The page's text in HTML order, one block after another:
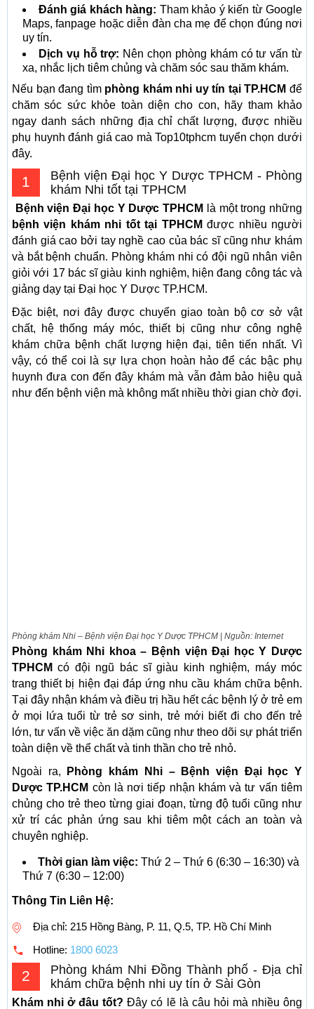
Đánh giá khách hàng: Tham khảo ý kiến từ Google
Maps, fanpage hoặc diễn đàn cha mẹ để chọn đúng nơi
uy tín.
Dịch vụ hỗ trợ: Nên chọn phòng khám có tư vấn từ
xa, nhắc lịch tiêm chủng và chăm sóc sau thăm khám.
Nếu bạn đang tìm phòng khám nhi uy tín tại TP.HCM để
chăm sóc sức khỏe toàn diện cho con, hãy tham khảo
ngay danh sách những địa chỉ chất lượng, được nhiều
phụ huynh đánh giá cao mà Top10tphcm tuyển chọn dưới
đây.
1
Bệnh viện Đại học Y Dược TPHCM - Phòng
khám Nhi tốt tại TPHCM
Bệnh viện Đại học Y Dược TPHCM
là một trong những
bệnh viện khám nhi tốt tại TPHCM được nhiều người
đánh giá cao bởi tay nghề cao của bác sĩ cũng như khám
và bắt bệnh chuẩn. Phòng khám nhi có đội ngũ nhân viên
giỏi với 17 bác sĩ giàu kinh nghiệm, hiện đang công tác và
giảng dạy tại Đại học Y Dược TP.HCM.
Đặc biệt, nơi đây được chuyển giao toàn bộ cơ sở vật
chất, hệ thống máy móc, thiết bị cũng như công nghệ
khám chữa bệnh chất lượng hiện đại, tiên tiến nhất. Vì
vậy, có thể coi là sự lựa chọn hoàn hảo để các bậc phụ
huynh đưa con đến đây khám mà vẫn đảm bảo hiệu quả
như đến bệnh viện mà không mất nhiều thời gian chờ đợi.
Phòng khám Nhi – Bệnh viện Đại học Y Dược TPHCM | Nguồn: Internet
Phòng khám Nhi khoa – Bệnh viện Đại học Y Dược
TPHCM có đội ngũ bác sĩ giàu kinh nghiệm, máy móc
trang thiết bị hiện đại đáp ứng nhu cầu khám chữa bệnh.
Tại đây nhận khám và điều trị hầu hết các bệnh lý ở trẻ em
ở mọi lứa tuổi từ trẻ sơ sinh, trẻ mới biết đi cho đến trẻ
lớn, tư vấn về việc ăn dặm cũng như theo dõi sự phát triển
toàn diện về thể chất và tinh thần cho trẻ nhỏ.
Ngoài ra, Phòng khám Nhi – Bệnh viện Đại học Y
Dược TP.HCM còn là nơi tiếp nhận khám và tư vấn tiêm
chủng cho trẻ theo từng giai đoạn, từng độ tuổi cũng như
xử trí các phản ứng sau khi tiêm một cách an toàn và
chuyên nghiệp.
Thời gian làm việc: Thứ 2 – Thứ 6 (6:30 – 16:30) và
Thứ 7 (6:30 – 12:00)
Thông Tin Liên Hệ:
Địa chỉ: 215 Hồng Bàng, P. 11, Q.5, TP. Hồ Chí Minh
Hotline: 1800 6023
2
Phòng khám Nhi Đồng Thành phố - Địa chỉ
khám chữa bệnh nhi uy tín ở Sài Gòn
Khám nhi ở đâu tốt?Đây có lẽ là câu hỏi mà nhiều ông